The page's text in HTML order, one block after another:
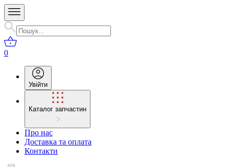
0
Увійти
Каталог запчастин
Про нас
Доставка та оплата
Контакти